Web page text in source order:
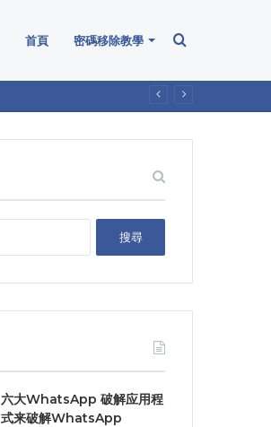
首頁 密碼移除教學 Search
鍵
六大WhatsApp 破解应用程
式来破解WhatsApp